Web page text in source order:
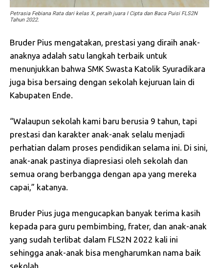
Petrasia Febiana Rata dari kelas X, peraih juara I Cipta dan Baca Puisi FLS2N
Tahun 2022.
Bruder Pius mengatakan, prestasi yang diraih anak-
anaknya adalah satu langkah terbaik untuk
menunjukkan bahwa SMK Swasta Katolik Syuradikara
juga bisa bersaing dengan sekolah kejuruan lain di
Kabupaten Ende.
“Walaupun sekolah kami baru berusia 9 tahun, tapi
prestasi dan karakter anak-anak selalu menjadi
perhatian dalam proses pendidikan selama ini. Di sini,
anak-anak pastinya diapresiasi oleh sekolah dan
semua orang berbangga dengan apa yang mereka
capai,” katanya.
Bruder Pius juga mengucapkan banyak terima kasih
kepada para guru pembimbing, frater, dan anak-anak
yang sudah terlibat dalam FLS2N 2022 kali ini
sehingga anak-anak bisa mengharumkan nama baik
sekolah.